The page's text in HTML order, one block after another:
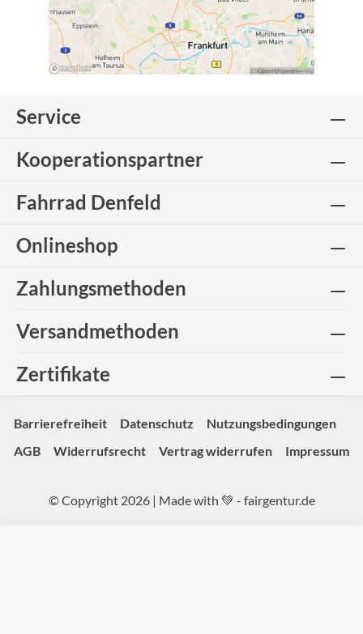
Service
Kooperationspartner
Fahrrad Denfeld
Onlineshop
Zahlungsmethoden
Versandmethoden
Zertifikate
Barrierefreiheit Datenschutz
Nutzungsbedingungen
AGB
Widerrufsrecht Vertrag widerrufen Impressum
© Copyright 2026 | Made with 💚 - fairgentur.de